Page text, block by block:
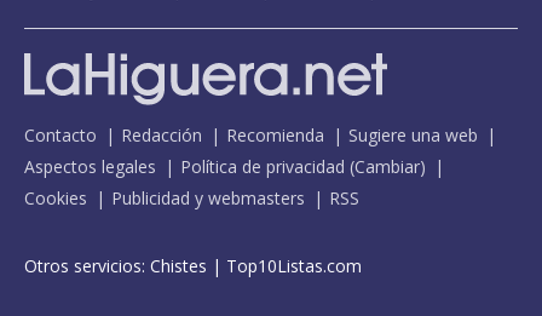
Contacto Redacción Recomienda
Sugiere una web
Aspectos legales
Política de privacidad (Cambiar)
Cookies
Publicidad y webmasters RSS
Otros servicios: Chistes | Top10Listas.com